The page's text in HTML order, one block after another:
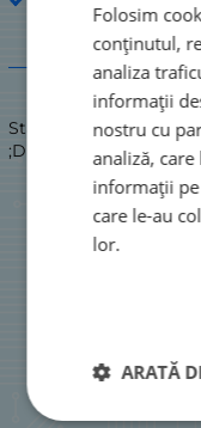
Stare: NOU / NOU
;DISPENSER DE
Folosim
conținutul,
analiza
informații
nostru cu
analiză,
informații
care le-au
lor.
ARATĂ